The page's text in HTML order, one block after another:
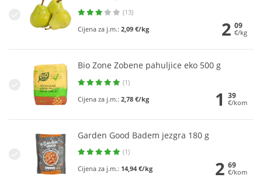
(13)
Cijena za j.m.: 2,09 €/kg 2 09
€/kg
Bio Zone Zobene pahuljice eko 500 g
(1)
Cijena za j.m.: 2,78 €/kg 1 39
€/kom
Garden Good Badem jezgra 180 g
(1)
Cijena za j.m.: 14,94 €/kg 2 69
€/kom